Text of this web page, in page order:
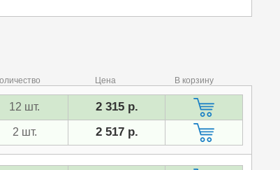
Цена В корзину
12 шт. 2 315 р.
2 шт. 2 517 р.